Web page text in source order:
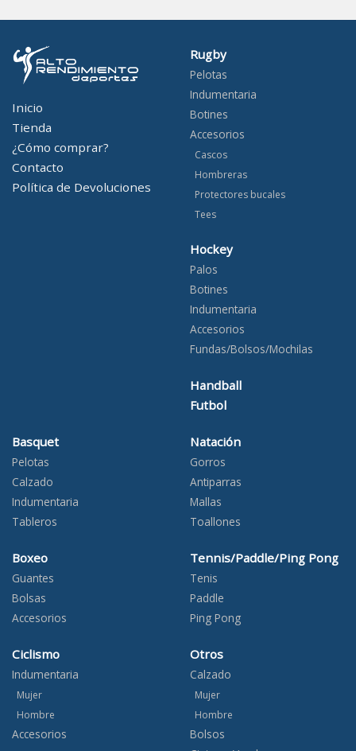
Inicio
Tienda
¿Cómo comprar?
Contacto
Política de Devoluciones
Rugby
Pelotas
Indumentaria
Botines
Accesorios
Cascos
Hombreras
Protectores bucales
Tees
Hockey
Palos
Botines
Indumentaria
Accesorios
Fundas/Bolsos/Mochilas
Handball
Futbol
Basquet
Pelotas
Calzado
Indumentaria
Tableros
Boxeo
Guantes
Bolsas
Accesorios
Ciclismo
Indumentaria
Mujer
Hombre
Accesorios
Natación
Gorros
Antiparras
Mallas
Toallones
Tennis/Paddle/Ping Pong
Tenis
Paddle
Ping Pong
Otros
Calzado
Mujer
Hombre
Bolsos